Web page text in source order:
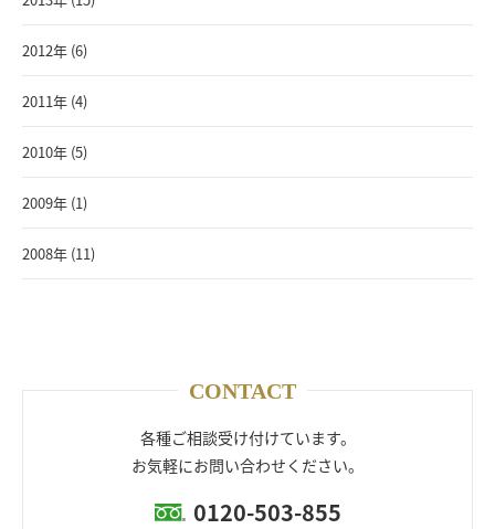
2012年 (6)
2011年 (4)
2010年 (5)
2009年 (1)
2008年 (11)
CONTACT
各種ご相談受け付けています。
お気軽にお問い合わせください。
0120-503-855